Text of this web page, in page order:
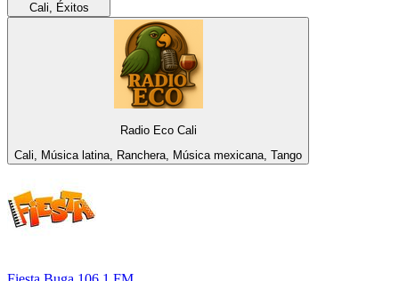
Cali, Éxitos
Radio Eco Cali
Cali, Música latina, Ranchera, Música mexicana, Tango